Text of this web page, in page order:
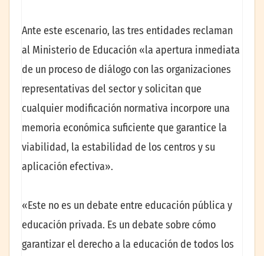
Ante este escenario, las tres entidades reclaman
al Ministerio de Educación «la apertura inmediata
de un proceso de diálogo con las organizaciones
representativas del sector y solicitan que
cualquier modificación normativa incorpore una
memoria económica suficiente que garantice la
viabilidad, la estabilidad de los centros y su
aplicación efectiva».
«Este no es un debate entre educación pública y
educación privada. Es un debate sobre cómo
garantizar el derecho a la educación de todos los